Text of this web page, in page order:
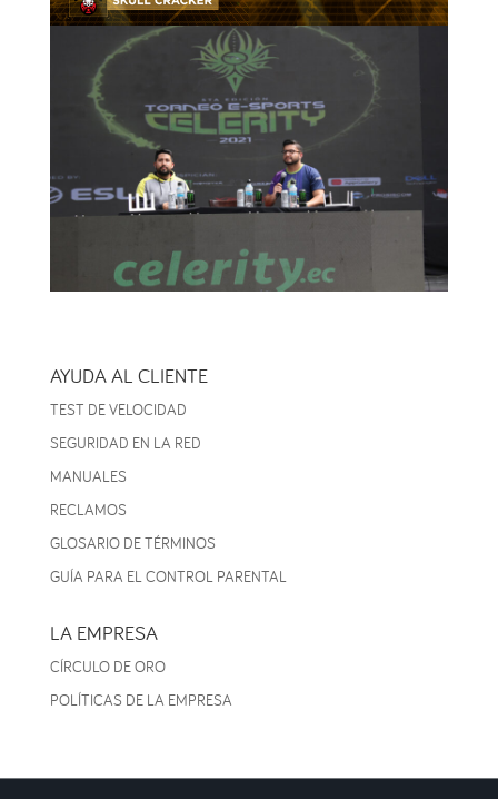
AYUDA AL CLIENTE
TEST DE VELOCIDAD
SEGURIDAD EN LA RED
MANUALES
RECLAMOS
GLOSARIO DE TÉRMINOS
GUÍA PARA EL CONTROL PARENTAL
LA EMPRESA
CÍRCULO DE ORO
POLÍTICAS DE LA EMPRESA